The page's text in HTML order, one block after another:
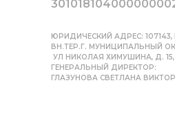
ЮРИДИЧЕСКИЙ АДРЕС:
ВН.ТЕР.Г. МУНИЦИПАЛЬНЫЙ
УЛ НИКОЛАЯ ХИМУШИНА, Д. 15,
ГЕНЕРАЛЬНЫЙ ДИРЕКТОР:
ГЛАЗУНОВА СВЕТЛАНА